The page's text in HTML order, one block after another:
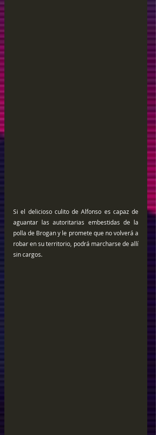
Si el delicioso culito de Alfonso es capaz de
aguantar las autoritarias embestidas de la
polla de Brogan y le promete que no volverá a
robar en su territorio, podrá marcharse de allí
sin cargos.